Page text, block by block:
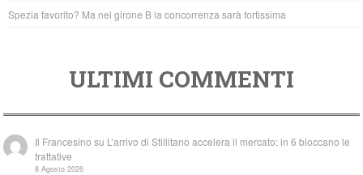
Spezia favorito? Ma nel girone B la concorrenza sarà fortissima
ULTIMI COMMENTI
Il Francesino su L’arrivo di Stillitano accelera il mercato: in 6 bloccano le
trattative
8 Agosto 2026